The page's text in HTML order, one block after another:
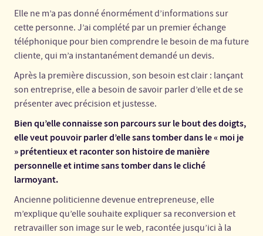
Elle ne m’a pas donné énormément d’informations sur
cette personne. J’ai complété par un premier échange
téléphonique pour bien comprendre le besoin de ma future
cliente, qui m’a instantanément demandé un devis.
Après la première discussion, son besoin est clair : lançant
son entreprise, elle a besoin de savoir parler d’elle et de se
présenter avec précision et justesse.
Bien qu’elle connaisse son parcours sur le bout des doigts,
elle veut pouvoir parler d’elle sans tomber dans le « moi je
» prétentieux et raconter son histoire de manière
personnelle et intime sans tomber dans le cliché
larmoyant.
Ancienne politicienne devenue entrepreneuse, elle
m’explique qu’elle souhaite expliquer sa reconversion et
retravailler son image sur le web, racontée jusqu’ici à la